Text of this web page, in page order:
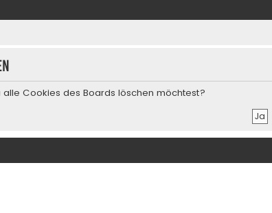
alle Cookies des Boards löschen möchtest?